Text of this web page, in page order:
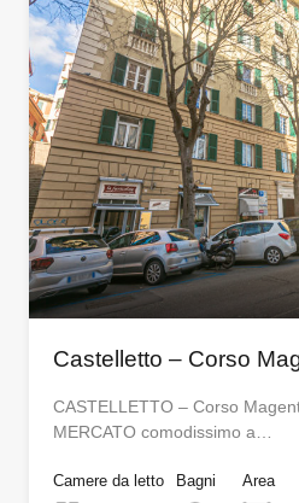
Castelletto – Corso
CASTELLETTO – Corso
MERCATO comodissimo a…
Camere da letto
Bagni
Area